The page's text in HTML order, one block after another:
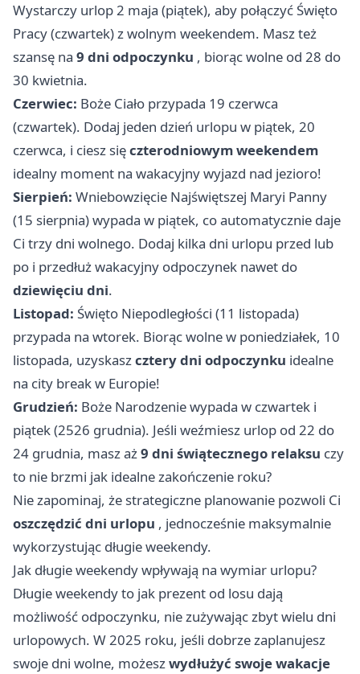
Wystarczy urlop 2 maja (piątek), aby połączyć Święto
Pracy (czwartek) z wolnym weekendem. Masz też
szansę na 9 dni odpoczynku , biorąc wolne od 28 do
30 kwietnia.
Czerwiec: Boże Ciało przypada 19 czerwca
(czwartek). Dodaj jeden dzień urlopu w piątek, 20
czerwca, i ciesz sięczterodniowym weekendem
idealny moment na wakacyjny wyjazd nad jezioro!
Sierpień: Wniebowzięcie Najświętszej Maryi Panny
(15 sierpnia) wypada w piątek, co automatycznie daje
Ci trzy dni wolnego. Dodaj kilka dni urlopu przed lub
po i przedłuż wakacyjny odpoczynek nawet do
dziewięciu dni.
Listopad: Święto Niepodległości (11 listopada)
przypada na wtorek. Biorąc wolne w poniedziałek, 10
listopada, uzyskaszcztery dni odpoczynku idealne
na city break w Europie!
Grudzień: Boże Narodzenie wypada w czwartek i
piątek (2526 grudnia). Jeśli weźmiesz urlop od 22 do
24 grudnia, masz aż9 dni świątecznego relaksu czy
to nie brzmi jak idealne zakończenie roku?
Nie zapominaj, że strategiczne planowanie pozwoli Ci
oszczędzić dni urlopu , jednocześnie maksymalnie
wykorzystując długie weekendy.
Jak długie weekendy wpływają na wymiar urlopu?
Długie weekendy to jak prezent od losu dają
możliwość odpoczynku, nie zużywając zbyt wielu dni
urlopowych. W 2025 roku, jeśli dobrze zaplanujesz
swoje dni wolne, możeszwydłużyć swoje wakacje